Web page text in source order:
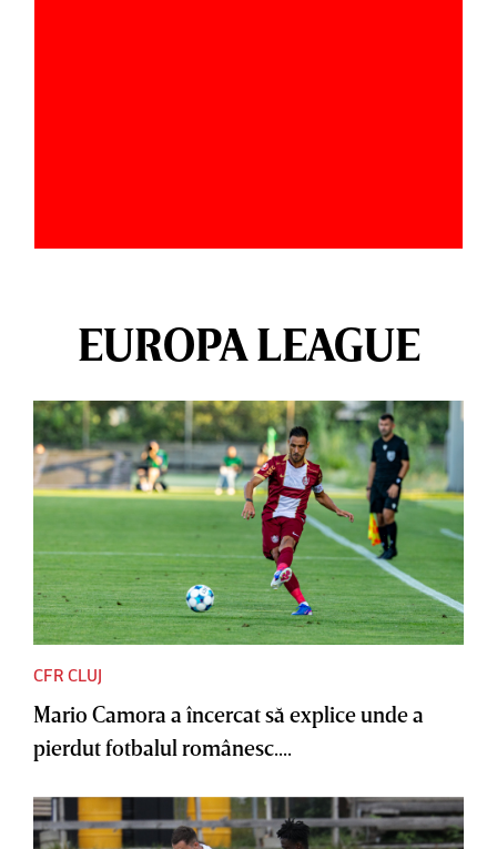
EUROPA LEAGUE
CFR CLUJ
Mario Camora a încercat să explice unde a
pierdut fotbalul românesc....